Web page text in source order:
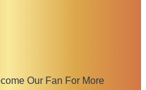
Our Fan For More